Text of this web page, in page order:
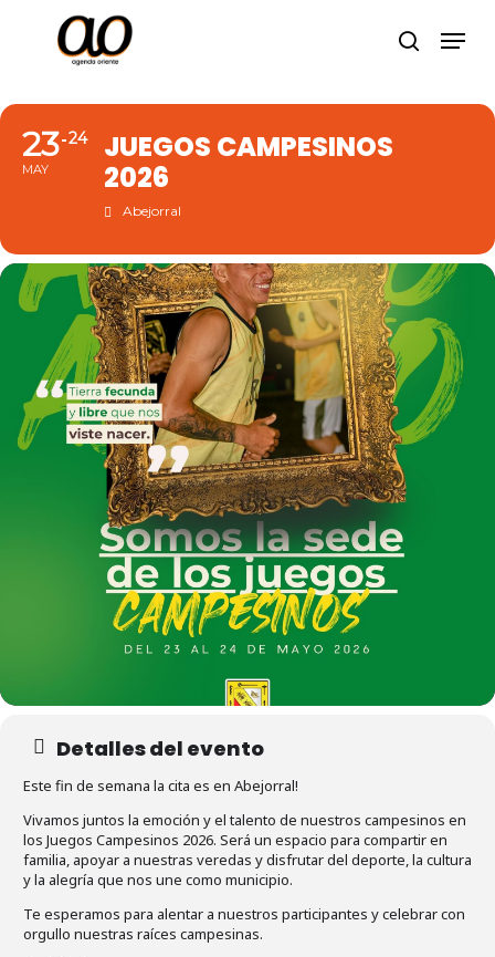
content
search
23
MAY
24
JUEGOS CAMPESINOS
2026
Abejorral
Detalles del evento
Este fin de semana la cita es en Abejorral!
Vivamos juntos la emoción y el talento de nuestros campesinos en
los Juegos Campesinos 2026. Será un espacio para compartir en
familia, apoyar a nuestras veredas y disfrutar del deporte, la cultura
y la alegría que nos une como municipio.
Te esperamos para alentar a nuestros participantes y celebrar con
orgullo nuestras raíces campesinas.